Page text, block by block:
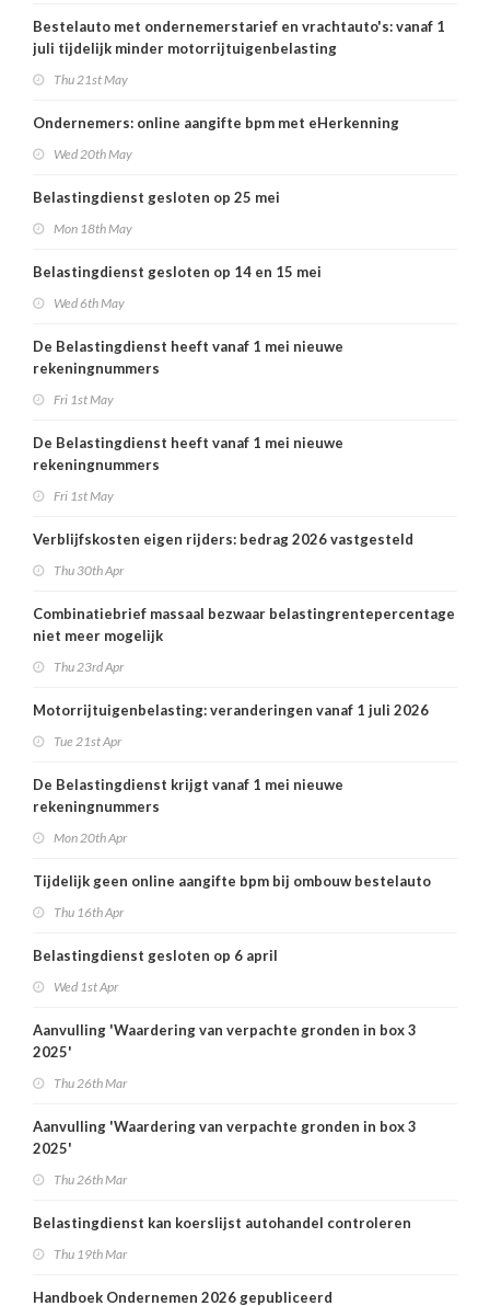
Bestelauto met ondernemerstarief en vrachtauto's: vanaf 1
juli tijdelijk minder motorrijtuigenbelasting
Thu 21st May
Ondernemers: online aangifte bpm met eHerkenning
Wed 20th May
Belastingdienst gesloten op 25 mei
Mon 18th May
Belastingdienst gesloten op 14 en 15 mei
Wed 6th May
De Belastingdienst heeft vanaf 1 mei nieuwe
rekeningnummers
Fri 1st May
De Belastingdienst heeft vanaf 1 mei nieuwe
rekeningnummers
Fri 1st May
Verblijfskosten eigen rijders: bedrag 2026 vastgesteld
Thu 30th Apr
Combinatiebrief massaal bezwaar belastingrentepercentage
niet meer mogelijk
Thu 23rd Apr
Motorrijtuigenbelasting: veranderingen vanaf 1 juli 2026
Tue 21st Apr
De Belastingdienst krijgt vanaf 1 mei nieuwe
rekeningnummers
Mon 20th Apr
Tijdelijk geen online aangifte bpm bij ombouw bestelauto
Thu 16th Apr
Belastingdienst gesloten op 6 april
Wed 1st Apr
Aanvulling 'Waardering van verpachte gronden in box 3
2025'
Thu 26th Mar
Aanvulling 'Waardering van verpachte gronden in box 3
2025'
Thu 26th Mar
Belastingdienst kan koerslijst autohandel controleren
Thu 19th Mar
Handboek Ondernemen 2026 gepubliceerd